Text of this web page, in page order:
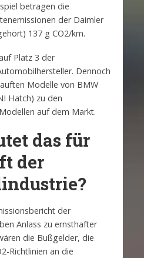
betragen die
der Daimler
137 g CO2/km.
Platz 3 der
Dennoch
Modelle von BMW
Hatch) zu den
auf dem Markt.
das für
der
der
Anlass zu ernsthafter
die Bußgelder, die
Richtlinien an die